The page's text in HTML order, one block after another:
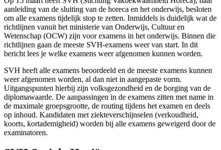
aanleiding van de sluiting van de horeca en het onderwijs, besloten
om alle examens tijdelijk stop te zetten. Inmiddels is duidelijk wat de
richtlijnen vanuit het ministerie van Onderwijs, Cultuur en
Wetenschap (OCW) zijn voor examens in het onderwijs. Binnen die
richtlijnen gaan de meeste SVH-examens weer van start. In dit
bericht lees je welke examens weer afgenomen kunnen worden.
SVH heeft alle examens beoordeeld en de meeste examens kunnen
weer afgenomen worden, al dan niet in aangepaste vorm.
Uitgangspunten hierbij zijn volksgezondheid en de borging van de
diplomawaarde. De aanpassingen in de examens zitten met name in
de maximale groepsgrootte, de routing tijdens het examen en deels
op inhoud. Kandidaten met ziekteverschijnselen (verkoudheid,
koorts, kortademigheid) worden bij alle examens geweigerd door de
examinatoren.